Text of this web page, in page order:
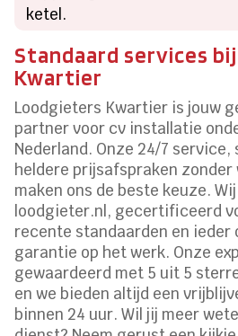
ketel.
Standaard services
Kwartier
Loodgieters Kwartier is jouw
partner voor cv installatie
Nederland. Onze 24/7 service,
heldere prijsafspraken
maken ons de beste keuze.
loodgieter.nl, gecertificeerd
recente standaarden en ieder
garantie op het werk. Onze
gewaardeerd met 5 uit 5
en we bieden altijd een
binnen 24 uur. Wil jij meer